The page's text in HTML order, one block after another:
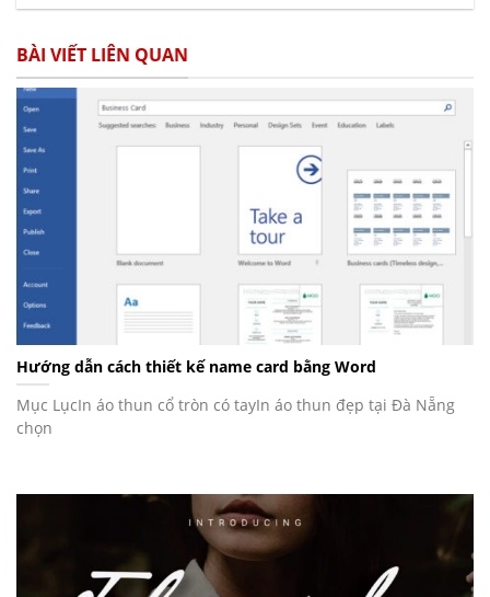
BÀI VIẾT LIÊN QUAN
Hướng dẫn cách thiết kế name card bằng Word
Mục LụcIn áo thun cổ tròn có tayIn áo thun đẹp tại Đà Nẵng
chọn